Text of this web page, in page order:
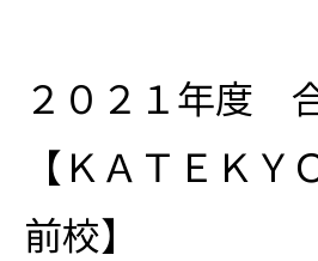
２０２１年度
【ＫＡＴＥＫ
前校】